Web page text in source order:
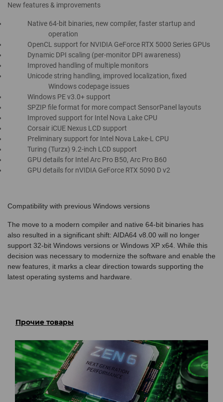
New features & improvements
Native 64-bit binaries, new compiler, faster startup and
operation
OpenCL support for NVIDIA GeForce RTX 5000 Series GPUs
Dynamic DPI scaling (per-monitor DPI awareness)
Improved handling of multiple monitors
Unicode string handling, improved localization, fixed
Windows codepage issues
Windows PE v3.0+ support
SPZIP file format for more compact SensorPanel layouts
Improved support for Intel Nova Lake CPU
Corsair iCUE Nexus LCD support
Preliminary support for Intel Nova Lake-L CPU
Turing (Turzx) 9.2-inch LCD support
GPU details for Intel Arc Pro B50, Arc Pro B60
GPU details for nVIDIA GeForce RTX 5090 D v2
Compatibility with previous Windows versions
The move to a modern compiler and native 64-bit binaries has
also resulted in a significant shift: AIDA64 v8.00 will no longer
support 32-bit Windows versions or Windows XP x64. While this
decision was necessary to modernize the software and enable the
new features, it marks a clear direction towards supporting the
latest operating systems and hardware.
Прочие товары